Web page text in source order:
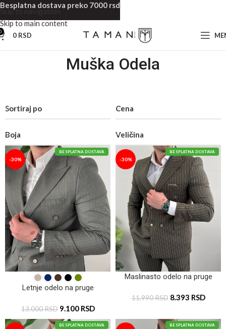
Skip to navigation
Skip to main content
0 RSD
Muška Odela
Sortiraj po Cena
Boja Veličina
BESPLATNA DOSTAVA
-30%
Letnje odelo na pruge
13.000RSD 9.100 RSD
BESPLATNA DOSTAVA
-30%
Maslinasto odelo na pruge
11.990RSD 8.393 RSD
BESPLATNA DOSTAVA BESPLATNA DOSTAVA
Besplatna dostava preko 7000 rsd